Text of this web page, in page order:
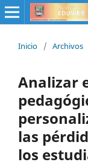
Inicio / Archivos
Analizar
las
los